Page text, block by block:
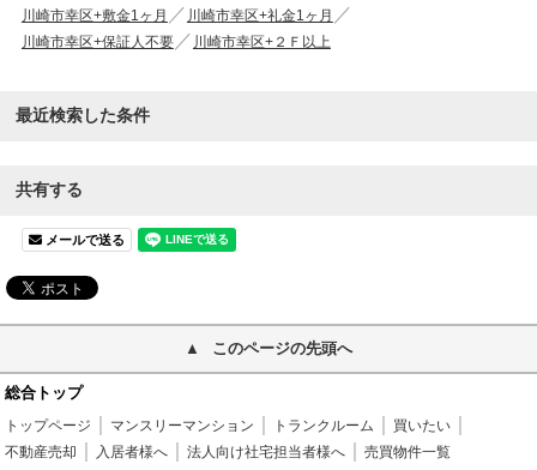
川崎市幸区+敷金1ヶ月
川崎市幸区+礼金1ヶ月
川崎市幸区+保証人不要
川崎市幸区+２Ｆ以上
最近検索した条件
共有する
メールで送る
このページの先頭へ
総合トップ
トップページ マンスリーマンション トランクルーム
買いたい
不動産売却
入居者様へ 法人向け社宅担当者様へ 売買物件一覧